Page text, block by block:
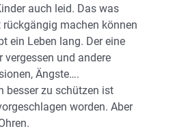
auch leid. Das was
machen können
ein Leben lang. Der eine
vergessen und andere
Ängste….
besser zu schützen ist
worden. Aber